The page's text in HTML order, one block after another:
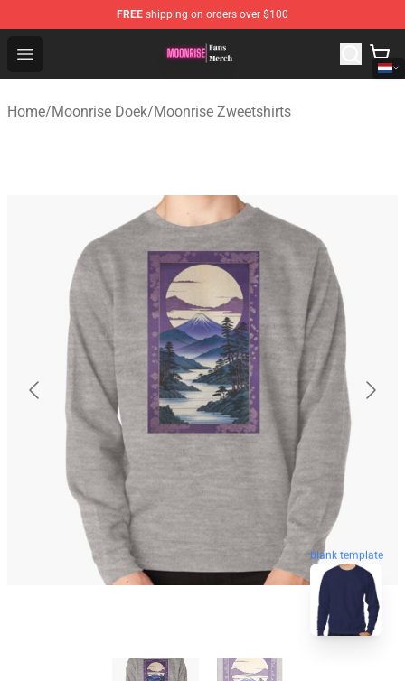
FREE shipping on orders over $100
Open menu
Moonrise Store - Official Moonrise Merchandise Shop
Home/Moonrise Doek/Moonrise Zweetshirts
blank template